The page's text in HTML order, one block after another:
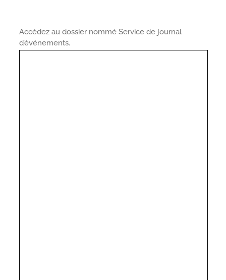
Accédez au dossier nommé Service de journal
d’événements.